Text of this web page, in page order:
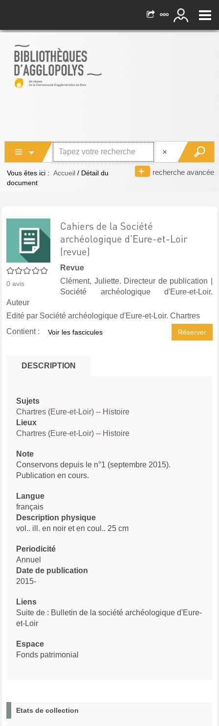
recherche avancée
Vous êtes ici : Accueil / Détail du
document
0/5
0 avis
Cahiers de la Société
archéologique d'Eure-et-Loir
(revue)
Revue
Clément, Juliette. Directeur de publication
Société archéologique d'Eure-et-Loir.
Auteur
Edité par Société archéologique d'Eure-et-Loir. Chartres
Réserver
Contient : Voir les fascicules
DESCRIPTION
Sujets
Chartres (Eure-et-Loir) -- Histoire
Lieux
Chartres (Eure-et-Loir) -- Histoire
Note
Conservons depuis le n°1 (septembre 2015).
Publication en cours.
Langue
français
Description physique
vol.. ill. en noir et en coul.. 25 cm
Periodicité
Annuel
Date de publication
2015-
Liens
Suite de : Bulletin de la société archéologique d'Eure-
et-Loir
Espace
Fonds patrimonial
Etats de collection